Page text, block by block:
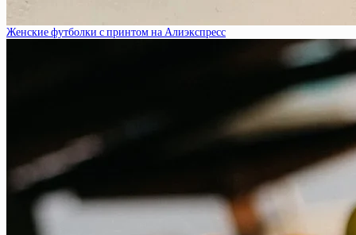
Женские футболки с принтом на Алиэкспресс